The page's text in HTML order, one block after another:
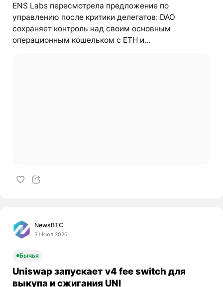
ENS Labs пересмотрела предложение по
управлению после критики делегатов: DAO
сохраняет контроль над своим основным
операционным кошельком с ETH и...
NewsBTC
31 Июл 2026
Бычья
Uniswap запускает v4 fee switch для
выкупа и сжигания UNI